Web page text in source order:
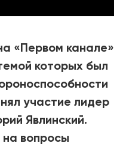
«Первом канале»
которых был
участие лидер
Явлинский.
на вопросы